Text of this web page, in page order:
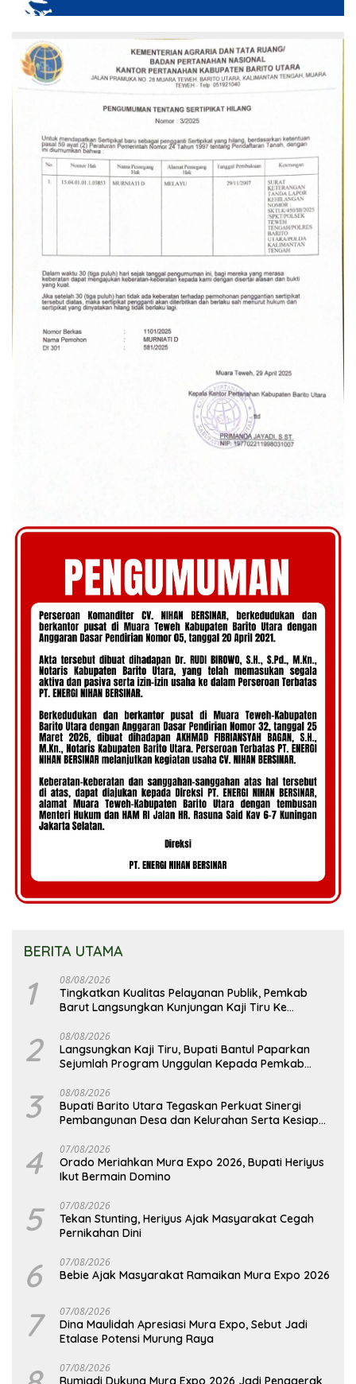
BERITA UTAMA
1 08/08/2026
Tingkatkan Kualitas Pelayanan Publik, Pemkab
Barut Langsungkan Kunjungan Kaji Tiru Ke
2 08/08/2026
Langsungkan Kaji Tiru, Bupati Bantul Paparkan
Sejumlah Program Unggulan Kepada Pemkab
3 08/08/2026
Bupati Barito Utara Tegaskan Perkuat Sinergi
Pembangunan Desa dan Kelurahan Serta Kesiapan
4 07/08/2026
Orado Meriahkan Mura Expo 2026, Bupati Heriyus
Ikut Bermain Domino
5 07/08/2026
Tekan Stunting, Heriyus Ajak Masyarakat Cegah
Pernikahan Dini
6 07/08/2026
Bebie Ajak Masyarakat Ramaikan Mura Expo 2026
7 07/08/2026
Dina Maulidah Apresiasi Mura Expo, Sebut Jadi
Etalase Potensi Murung Raya
07/08/2026
Rumiadi Dukung Mura Expo 2026 Jadi Penggerak